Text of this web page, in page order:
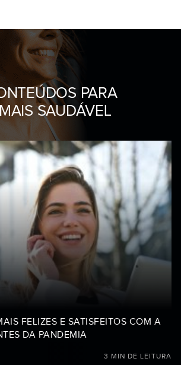
PARA
SAUDÁVEL
FELIZES E SATISFEITOS COM A
DA PANDEMIA
3 MIN DE LEITURA